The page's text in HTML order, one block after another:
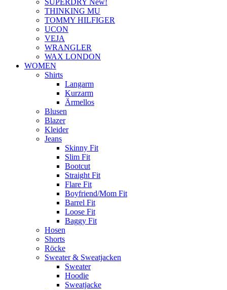
SUPERDRY New!
THINKING MU
TOMMY HILFIGER
UCON
VEJA
WRANGLER
WAX LONDON
WOMEN
Shirts
Langarm
Kurzarm
Ärmellos
Blusen
Blazer
Kleider
Jeans
Skinny Fit
Slim Fit
Bootcut
Straight Fit
Flare Fit
Boyfriend/Mom Fit
Barrel Fit
Loose Fit
Baggy Fit
Hosen
Shorts
Röcke
Sweater & Sweatjacken
Sweater
Hoodie
Sweatjacke